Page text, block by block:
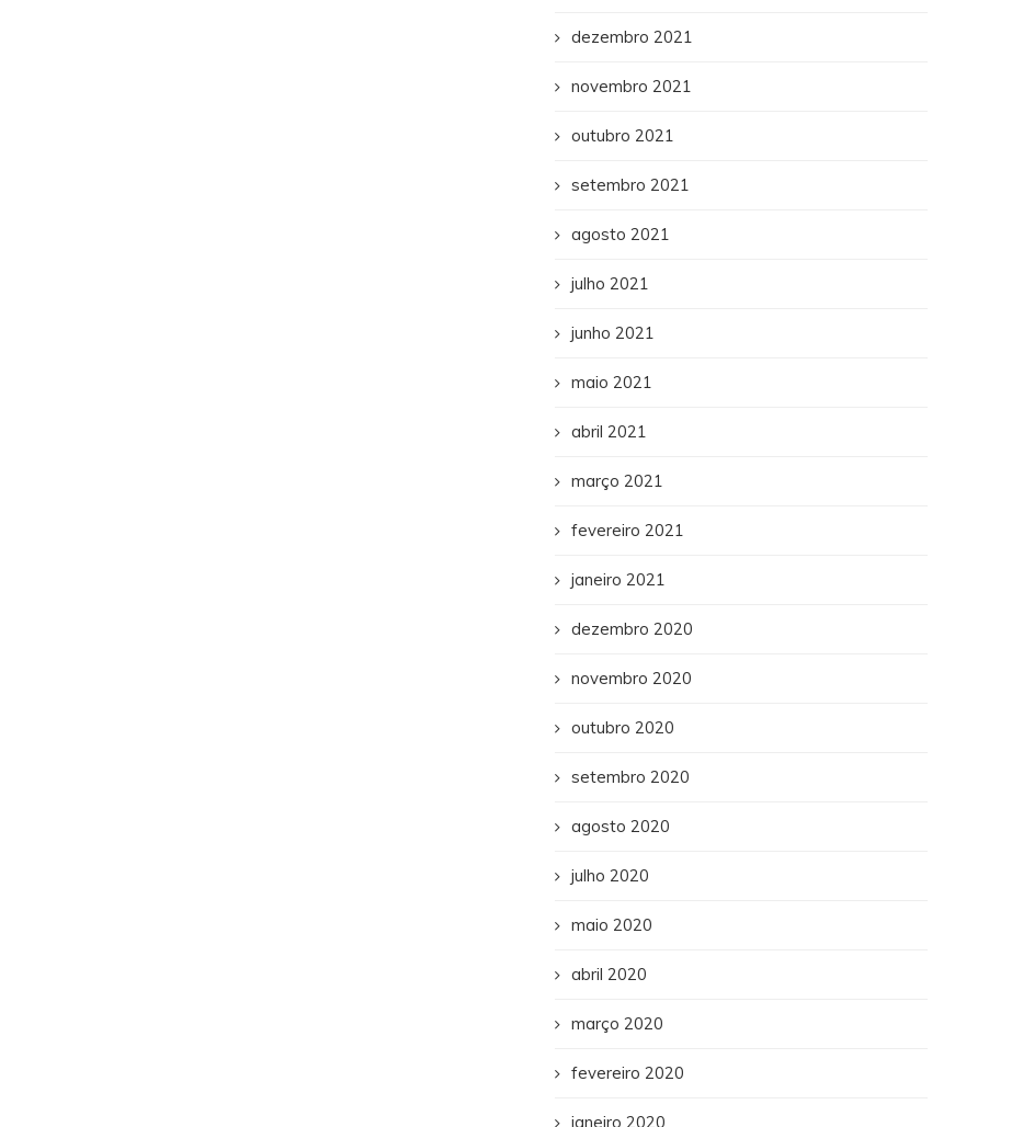
dezembro 2021
novembro 2021
outubro 2021
setembro 2021
agosto 2021
julho 2021
junho 2021
maio 2021
abril 2021
março 2021
fevereiro 2021
janeiro 2021
dezembro 2020
novembro 2020
outubro 2020
setembro 2020
agosto 2020
julho 2020
maio 2020
abril 2020
março 2020
fevereiro 2020
janeiro 2020